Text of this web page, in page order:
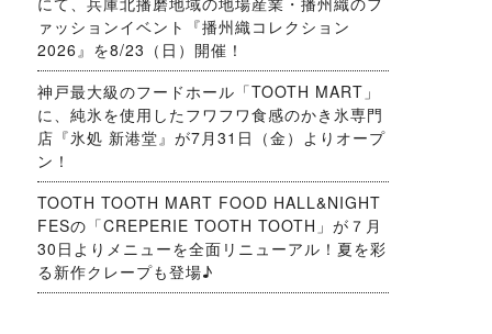
ァッションイベント『播州織コレクション
2026』を8/23（日）開催！
神戸最大級のフードホール「TOOTH MART」
に、純氷を使用したフワフワ食感のかき氷専門
店『氷処 新港堂』が7月31日（金）よりオープ
ン！
TOOTH TOOTH MART FOOD HALL&NIGHT
FESの「CREPERIE TOOTH TOOTH」が７月
30日よりメニューを全面リニューアル！夏を彩
る新作クレープも登場♪